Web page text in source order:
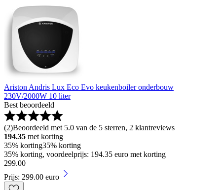
Ariston Andris Lux Eco Evo keukenboiler onderbouw
230V/2000W 10 liter
Best beoordeeld
(2)Beoordeeld met 5.0 van de 5 sterren, 2 klantreviews
194.35 met korting
35% korting35% korting
35% korting, voordeelprijs: 194.35 euro met korting
299.00
Prijs: 299.00 euro